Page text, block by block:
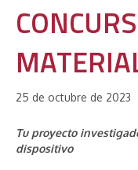
25 de octubre de 2023
Tu proyecto
dispositivo